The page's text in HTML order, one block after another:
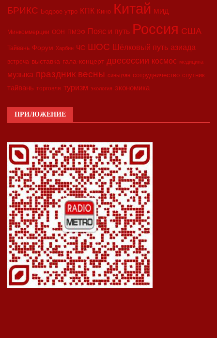
БРИКС Бодрое утро КПК Кино Китай МИД
Минкоммерции ООН ПМЭФ Пояс и путь Россия США
Тайвань Форум Харбин ЧС ШОС Шёлковый путь азиада
встреча выставка гала-концерт двесессии космос медицина
музыка праздник весны синьцзян сотрудничество спутник
тайвань торговля туризм экология экономика
ПРИЛОЖЕНИЕ